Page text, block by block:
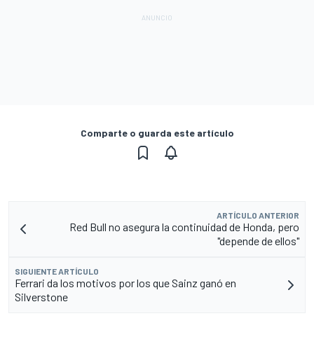
Comparte o guarda este artículo
ARTÍCULO ANTERIOR
Red Bull no asegura la continuidad de Honda, pero
"depende de ellos"
SIGUIENTE ARTÍCULO
Ferrari da los motivos por los que Sainz ganó en
Silverstone